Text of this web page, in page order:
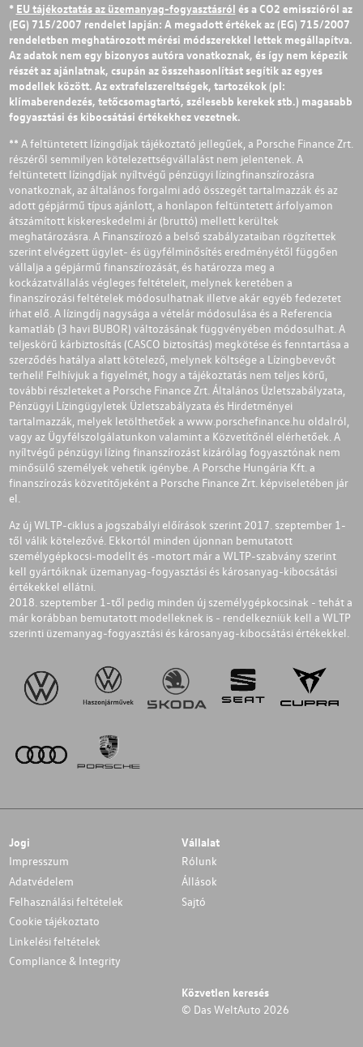
* EU tájékoztatás az üzemanyag-fogyasztásról és a CO2 emisszióról az
(EG) 715/2007 rendelet lapján: A megadott értékek az (EG) 715/2007
rendeletben meghatározott mérési módszerekkel lettek megállapítva.
Az adatok nem egy bizonyos autóra vonatkoznak, és így nem képezik
részét az ajánlatnak, csupán az összehasonlítást segítik az egyes
modellek között. Az extrafelszereltségek, tartozékok (pl:
klímaberendezés, tetőcsomagtartó, szélesebb kerekek stb.) magasabb
fogyasztási és kibocsátási értékekhez vezetnek.
** A feltüntetett lízingdíjak tájékoztató jellegűek, a Porsche Finance Zrt.
részéről semmilyen kötelezettségvállalást nem jelentenek. A
feltüntetett lízingdíjak nyíltvégű pénzügyi lízingfinanszírozásra
vonatkoznak, az általános forgalmi adó összegét tartalmazzák és az
adott gépjármű típus ajánlott, a honlapon feltüntetett árfolyamon
átszámított kiskereskedelmi ár (bruttó) mellett kerültek
meghatározásra. A Finanszírozó a belső szabályzataiban rögzítettek
szerint elvégzett ügylet- és ügyfélminősítés eredményétől függően
vállalja a gépjármű finanszírozását, és határozza meg a
kockázatvállalás végleges feltételeit, melynek keretében a
finanszírozási feltételek módosulhatnak illetve akár egyéb fedezetet
írhat elő. A lízingdíj nagysága a vételár módosulása és a Referencia
kamatláb (3 havi BUBOR) változásának függvényében módosulhat. A
teljeskörű kárbiztosítás (CASCO biztosítás) megkötése és fenntartása a
szerződés hatálya alatt kötelező, melynek költsége a Lízingbevevőt
terheli! Felhívjuk a figyelmét, hogy a tájékoztatás nem teljes körű,
további részleteket a Porsche Finance Zrt. Általános Üzletszabályzata,
Pénzügyi Lízingügyletek Üzletszabályzata és Hirdetményei
tartalmazzák, melyek letölthetőek a www.porschefinance.hu oldalról,
vagy az Ügyfélszolgálatunkon valamint a Közvetítőnél elérhetőek. A
nyíltvégű pénzügyi lízing finanszírozást kizárólag fogyasztónak nem
minősülő személyek vehetik igénybe. A Porsche Hungária Kft. a
finanszírozás közvetítőjeként a Porsche Finance Zrt. képviseletében jár
el.
Az új WLTP-ciklus a jogszabályi előírások szerint 2017. szeptember 1-
től válik kötelezővé. Ekkortól minden újonnan bemutatott
személygépkocsi-modellt és -motort már a WLTP-szabvány szerint
kell gyártóiknak üzemanyag-fogyasztási és károsanyag-kibocsátási
értékekkel ellátni.
2018. szeptember 1-től pedig minden új személygépkocsinak - tehát a
már korábban bemutatott modelleknek is - rendelkezniük kell a WLTP
szerinti üzemanyag-fogyasztási és károsanyag-kibocsátási értékekkel.
Jogi
Impresszum
Adatvédelem
Felhasználási feltételek
Cookie tájékoztato
Linkelési feltételek
Compliance & Integrity
Vállalat
Rólunk
Állások
Sajtó
Közvetlen keresés
© Das WeltAuto 2026